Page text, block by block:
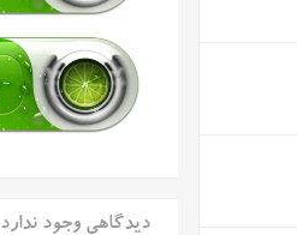
دیدگاهی وجود ندارد